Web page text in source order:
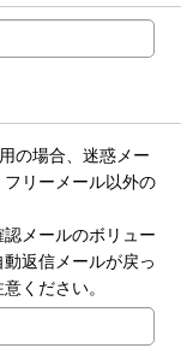
の場合、迷惑メー
リーメール以外の
メールのボリュー
返信メールが戻っ
ください。